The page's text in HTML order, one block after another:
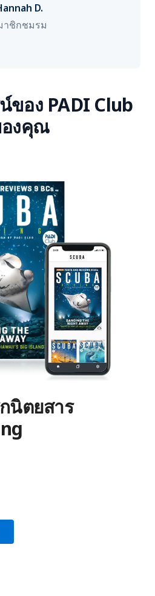
D.
าชิกชมรม
ของ PADI Club
งคุณ
นิตยสาร